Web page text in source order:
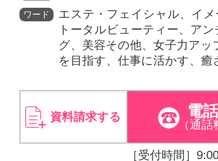
ワード
エステ・フェイシャル、イ
トータルビューティー、ア
グ、美容その他、女子力アッ
を目指す、仕事に活かす、癒
資料請求する 電
（通話
［受付時間］